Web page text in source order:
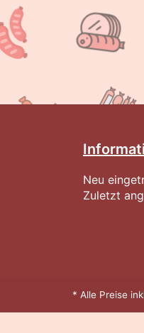
Neu
Zuletzt
* Alle Preise